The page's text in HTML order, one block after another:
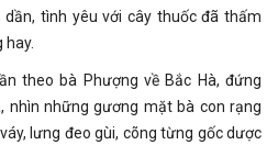
tình yêu với cây thuốc đã thấm
hay.
theo bà Phượng về Bắc Hà, đứng
nhìn những gương mặt bà con rạng
lưng đeo gùi, cõng từng gốc dược